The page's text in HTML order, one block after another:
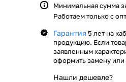
Минимальная сумма
Работаем только с
Гарантия 5 лет на
продукцию. Если
заявленным
оформить замену или
Нашли дешевле?